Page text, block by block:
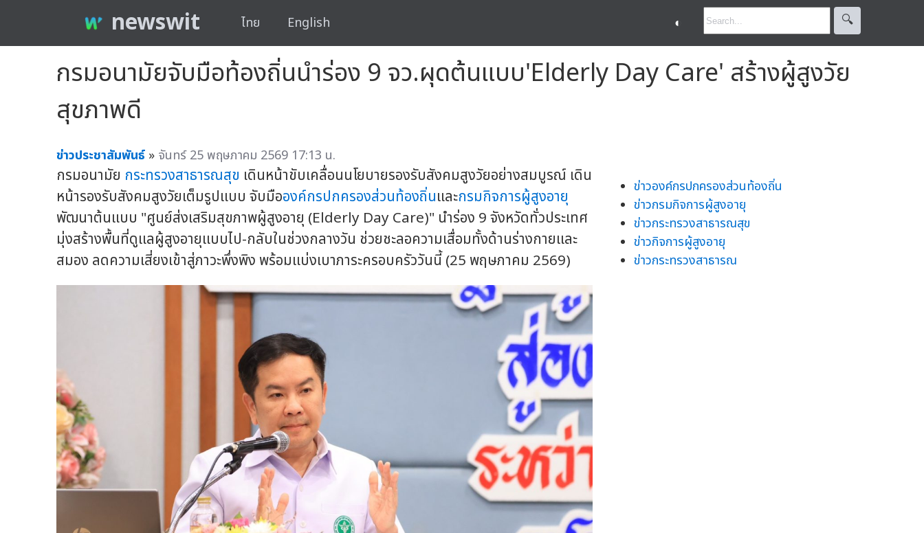
newswit ไทย English ◐ 🔍︎
กรมอนามัยจับมือท้องถิ่นนำร่อง 9 จว.ผุดต้นแบบ'Elderly Day Care' สร้างผู้สูงวัย
สุขภาพดี
ข่าวประชาสัมพันธ์ » จันทร์ 25 พฤษภาคม 2569 17:13 น.
กรมอนามัย กระทรวงสาธารณสุข เดินหน้าขับเคลื่อนนโยบายรองรับสังคมสูงวัยอย่างสมบูรณ์ เดิน
หน้ารองรับสังคมสูงวัยเต็มรูปแบบ จับมือองค์กรปกครองส่วนท้องถิ่นและกรมกิจการผู้สูงอายุ
พัฒนาต้นแบบ "ศูนย์ส่งเสริมสุขภาพผู้สูงอายุ (Elderly Day Care)" นำร่อง 9 จังหวัดทั่วประเทศ
มุ่งสร้างพื้นที่ดูแลผู้สูงอายุแบบไป-กลับในช่วงกลางวัน ช่วยชะลอความเสื่อมทั้งด้านร่างกายและ
สมอง ลดความเสี่ยงเข้าสู่ภาวะพึ่งพิง พร้อมแบ่งเบาภาระครอบครัววันนี้ (25 พฤษภาคม 2569)
ข่าวองค์กรปกครองส่วนท้องถิ่น
ข่าวกรมกิจการผู้สูงอายุ
ข่าวกระทรวงสาธารณสุข
ข่าวกิจการผู้สูงอายุ
ข่าวกระทรวงสาธารณ